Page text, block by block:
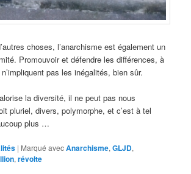
choses, l’anarchisme est également un
Promouvoir et défendre les différences, à
pas les inégalités, bien sûr.
la diversité, il ne peut pas nous
pluriel, divers, polymorphe, et c’est à tel
plus …
| Marqué avecAnarchisme,GLJD,
,révolte